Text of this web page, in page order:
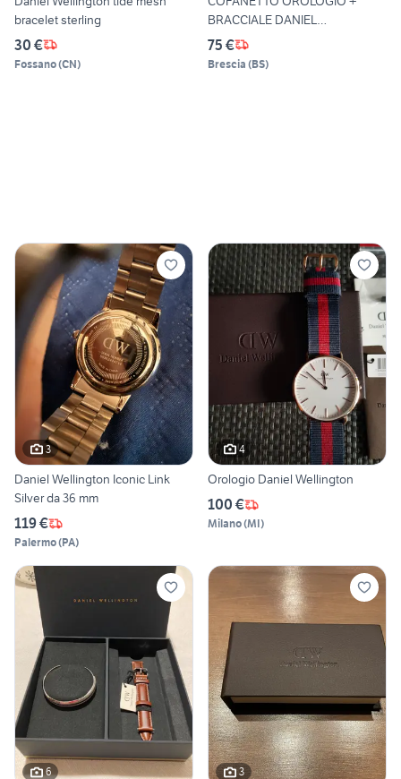
bracelet sterling
30 €
Fossano(CN)
BRACCIALE DANIEL
WELLINGTON
75 €
Brescia (BS)
3
Daniel Wellington Iconic Link
Silver da 36 mm
119 €
Palermo(PA)
4
Orologio Daniel Wellington
100 €
Milano(MI)
6 3